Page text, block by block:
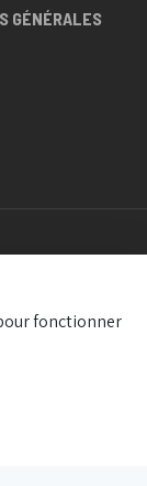
GÉNÉRALES
fonctionner